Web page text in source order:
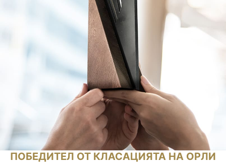
ПОБЕДИТЕЛ ОТ КЛАСАЦИЯТА НА ОРЛИ